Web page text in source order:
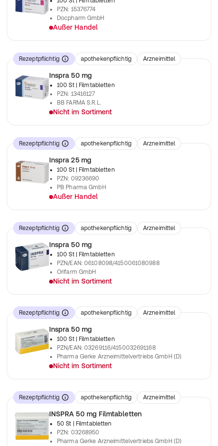
PZN: 15376774
Docpharm GmbH
Außer Handel
Rezeptpflichtig apothekenpflichtig Arzneimittel
Inspra 50 mg
100 St
| Filmtabletten
PZN: 13416127
BB FARMA S.R.L.
Nicht im Sortiment
Rezeptpflichtig apothekenpflichtig Arzneimittel
Inspra 25 mg
100 St
| Filmtabletten
PZN: 09236690
PB Pharma GmbH
Außer Handel
Rezeptpflichtig apothekenpflichtig Arzneimittel
Inspra 50 mg
100 St
| Filmtabletten
PZN/EAN:06108098/4150061080988
Orifarm GmbH
Nicht im Sortiment
Rezeptpflichtig apothekenpflichtig Arzneimittel
Inspra 50 mg
100 St
| Filmtabletten
PZN/EAN:03269116/4150032691168
Pharma Gerke Arzneimittelvertriebs GmbH (D)
Nicht im Sortiment
Rezeptpflichtig apothekenpflichtig Arzneimittel
INSPRA 50 mg Filmtabletten
50 St
| Filmtabletten
PZN: 03268950
Pharma Gerke Arzneimittelvertriebs GmbH (D)